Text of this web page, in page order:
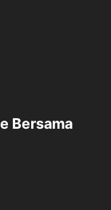
Bersama